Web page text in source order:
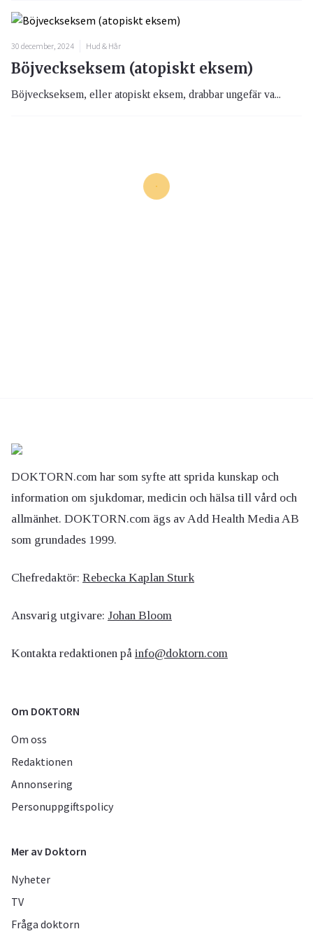
30 december, 2024 Hud & Hår
Böjveckseksem (atopiskt eksem)
Böjveckseksem, eller atopiskt eksem, drabbar ungefär va...
DOKTORN.com har som syfte att sprida kunskap och
information om sjukdomar, medicin och hälsa till vård och
allmänhet. DOKTORN.com ägs av Add Health Media AB
som grundades 1999.
Chefredaktör: Rebecka Kaplan Sturk
Ansvarig utgivare: Johan Bloom
Kontakta redaktionen på info@doktorn.com
Om DOKTORN
Om oss
Redaktionen
Annonsering
Personuppgiftspolicy
Mer av Doktorn
Nyheter
TV
Fråga doktorn